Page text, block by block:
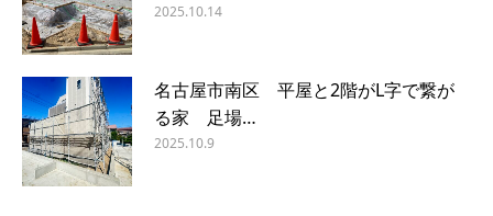
2025.10.14
名古屋市南区 平屋と2階がL字で繋が
る家 足場…
2025.10.9